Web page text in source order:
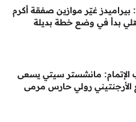
بيراميدز غيّر موازين صفقة أكرم
بدأ في وضع خطة بديلة
مانشستر سيتي يسعى
الأرجنتيني رولي حارس مرمى